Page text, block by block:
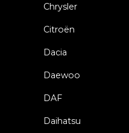
Chrysler
Citroën
Dacia
Daewoo
DAF
Daihatsu